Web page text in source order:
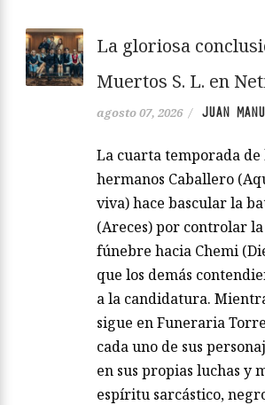
La gloriosa
Muertos S. L. en
agosto 07, 2026 / JUAN
La cuarta temporada de
hermanos Caballero
viva) hace bascular la
(Areces) por controlar
fúnebre hacia Chemi
que los demás
a la candidatura.
sigue en Funeraria
cada uno de sus
en sus propias luchas y
espíritu sarcástico,